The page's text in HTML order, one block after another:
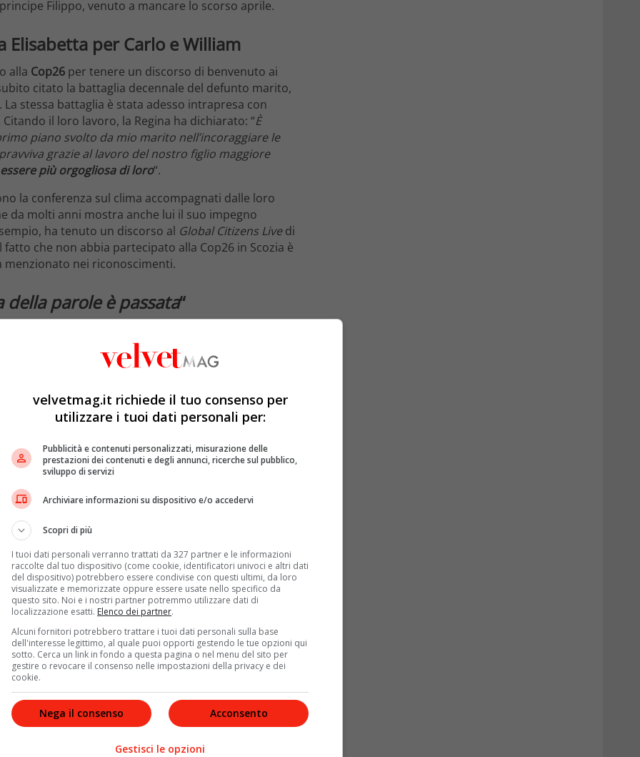
Filippo, venuto a mancare lo scorso aprile.
Elisabetta per Carlo e William
alla Cop26 per tenere un discorso di benvenuto ai
citato la battaglia decennale del defunto marito,
. La stessa battaglia è stata adesso intrapresa con
Citando il loro lavoro, la Regina ha dichiarato: “È
piano svolto da mio marito nell’incoraggiare le
grazie al lavoro del nostro figlio maggiore
più orgogliosa di loro“.
la conferenza sul clima accompagnati dalle loro
da molti anni mostra anche lui il suo impegno
ha tenuto un discorso al Global Citizens Livedi
fatto che non abbia partecipato alla Cop26 in Scozia è
menzionato nei riconoscimenti.
della parole è passata“
a tutti i leader riuniti a Glasgow, affermando che era
in Scozia, poiché un tempo era il cuore della
un semplice discorso di benvenuto. Rivolgendosi
il mondo avrà la possibilità di unirsi all’obiettivo
la nostra gente e per il pianeta da cui dipendiamo“.
velvetmag.it richiede il tuo consenso per
utilizzare i tuoi dati personali per:
Pubblicità e contenuti personalizzati, misurazione delle
prestazioni dei contenuti e degli annunci, ricerche sul pubblico,
sviluppo di servizi
Archiviare informazioni su dispositivo e/o accedervi
Scopri di più
I tuoi dati personali verranno trattati da 327 partner e le informazioni
raccolte dal tuo dispositivo (come cookie, identificatori univoci e altri dati
del dispositivo) potrebbero essere condivise con questi ultimi, da loro
visualizzate e memorizzate oppure essere usate nello specifico da
questo sito. Noi e i nostri partner potremmo utilizzare dati di
localizzazione esatti. Elenco dei partner.
Alcuni fornitori potrebbero trattare i tuoi dati personali sulla base
dell'interesse legittimo, al quale puoi opporti gestendo le tue opzioni qui
sotto. Cerca un link in fondo a questa pagina o nel menu del sito per
gestire o revocare il consenso nelle impostazioni della privacy e dei
cookie.
Acconsento
Nega il consenso
Gestisci le opzioni